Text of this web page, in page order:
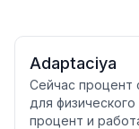
Adaptaciya
Сейчас процент
для
процент и